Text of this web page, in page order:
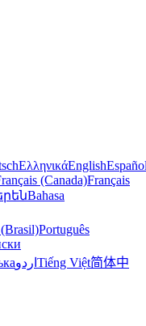
ΕλληνικάEnglish
(Canada)Français
Bahasa
Português
اردو Tiếng Việt简体中